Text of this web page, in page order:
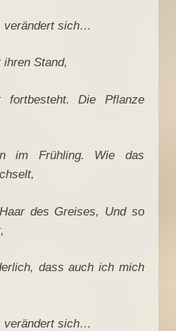
verändert sich…
Stand,
fortbesteht. Die Pflanze
im Frühling. Wie das
des Greises, Und so
dass auch ich mich
verändert sich…